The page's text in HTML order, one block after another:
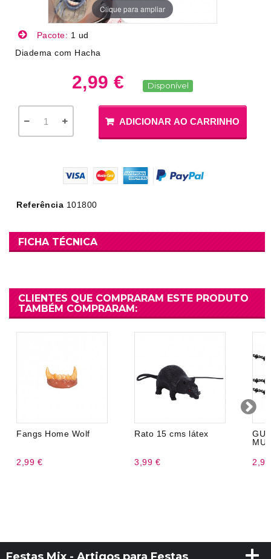
Clique para ampliar
Pacote: 1 ud
Diadema com Hacha
2,99 € Disponível
ADICIONAR AO CARRINHO
Referência 101800
FICHA TÉCNICA
CLIENTES QUE COMPRARAM ESTE PRODUTO
TAMBÉM COMPRARAM:
Fangs Home Wolf
2,99 €
Rato 15 cms látex
3,99 €